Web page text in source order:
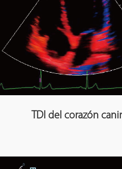
TDI del corazón